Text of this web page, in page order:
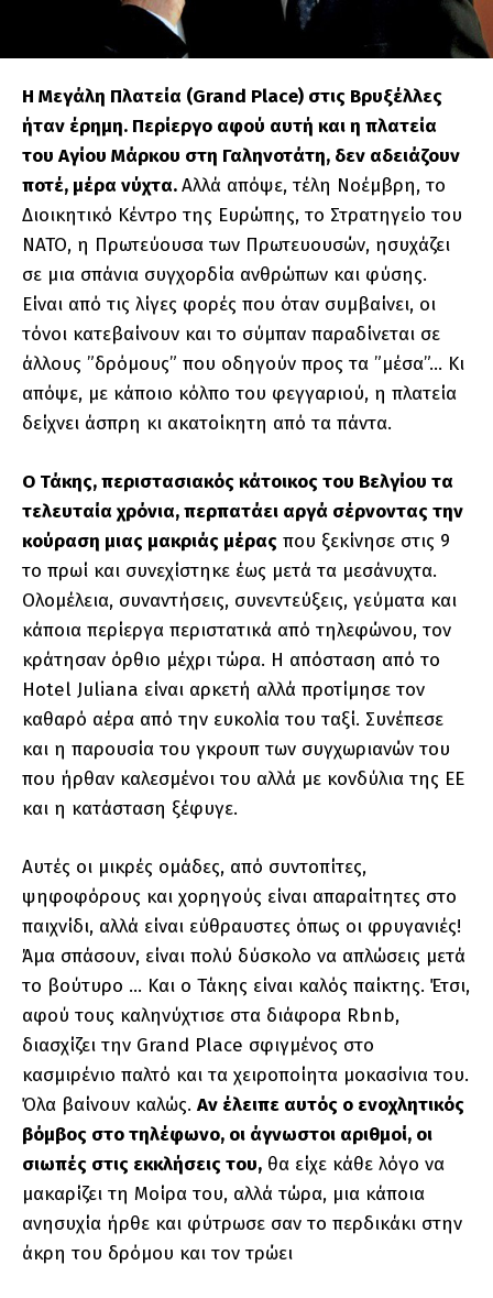
Η Μεγάλη Πλατεία (Grand Place) στις Βρυξέλλες
ήταν έρημη. Περίεργο αφού αυτή και η πλατεία
του Αγίου Μάρκου στη Γαληνοτάτη, δεν αδειάζουν
ποτέ, μέρα νύχτα.Αλλά απόψε, τέλη Νοέμβρη, το
Διοικητικό Κέντρο της Ευρώπης, το Στρατηγείο του
ΝΑΤΟ, η Πρωτεύουσα των Πρωτευουσών, ησυχάζει
σε μια σπάνια συγχορδία ανθρώπων και φύσης.
Είναι από τις λίγες φορές που όταν συμβαίνει, οι
τόνοι κατεβαίνουν και το σύμπαν παραδίνεται σε
άλλους ”δρόμους” που οδηγούν προς τα ”μέσα”… Κι
απόψε, με κάποιο κόλπο του φεγγαριού, η πλατεία
δείχνει άσπρη κι ακατοίκητη από τα πάντα.
Ο Τάκης, περιστασιακός κάτοικος του Βελγίου τα
τελευταία χρόνια, περπατάει αργά σέρνοντας την
κούραση μιας μακριάς μέρας που ξεκίνησε στις 9
το πρωί και συνεχίστηκε έως μετά τα μεσάνυχτα.
Ολομέλεια, συναντήσεις, συνεντεύξεις, γεύματα και
κάποια περίεργα περιστατικά από τηλεφώνου, τον
κράτησαν όρθιο μέχρι τώρα. Η απόσταση από το
Hotel Juliana είναι αρκετή αλλά προτίμησε τον
καθαρό αέρα από την ευκολία του ταξί. Συνέπεσε
και η παρουσία του γκρουπ των συγχωριανών του
που ήρθαν καλεσμένοι του αλλά με κονδύλια της ΕΕ
και η κατάσταση ξέφυγε.
Αυτές οι μικρές ομάδες, από συντοπίτες,
ψηφοφόρους και χορηγούς είναι απαραίτητες στο
παιχνίδι, αλλά είναι εύθραυστες όπως οι φρυγανιές!
Άμα σπάσουν, είναι πολύ δύσκολο να απλώσεις μετά
το βούτυρο … Και ο Τάκης είναι καλός παίκτης. Έτσι,
αφού τους καληνύχτισε στα διάφορα Rbnb,
διασχίζει την Grand Place σφιγμένος στο
κασμιρένιο παλτό και τα χειροποίητα μοκασίνια του.
Όλα βαίνουν καλώς. Αν έλειπε αυτός ο ενοχλητικός
βόμβος στο τηλέφωνο, οι άγνωστοι αριθμοί, οι
σιωπές στις εκκλήσεις του, θα είχε κάθε λόγο να
μακαρίζει τη Μοίρα του, αλλά τώρα, μια κάποια
ανησυχία ήρθε και φύτρωσε σαν το περδικάκι στην
άκρη του δρόμου και τον τρώει